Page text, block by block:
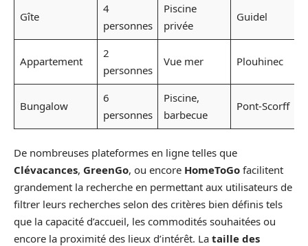
Gîte
4
personnes
Piscine
privée
Guidel
Appartement
2
personnes
Vue mer Plouhinec
Bungalow
6
personnes
Piscine,
barbecue
Pont-Scorff
De nombreuses plateformes en ligne telles que
Clévacances, GreenGo, ou encore HomeToGo facilitent
grandement la recherche en permettant aux utilisateurs de
filtrer leurs recherches selon des critères bien définis tels
que la capacité d’accueil, les commodités souhaitées ou
encore la proximité des lieux d’intérêt. La taille des